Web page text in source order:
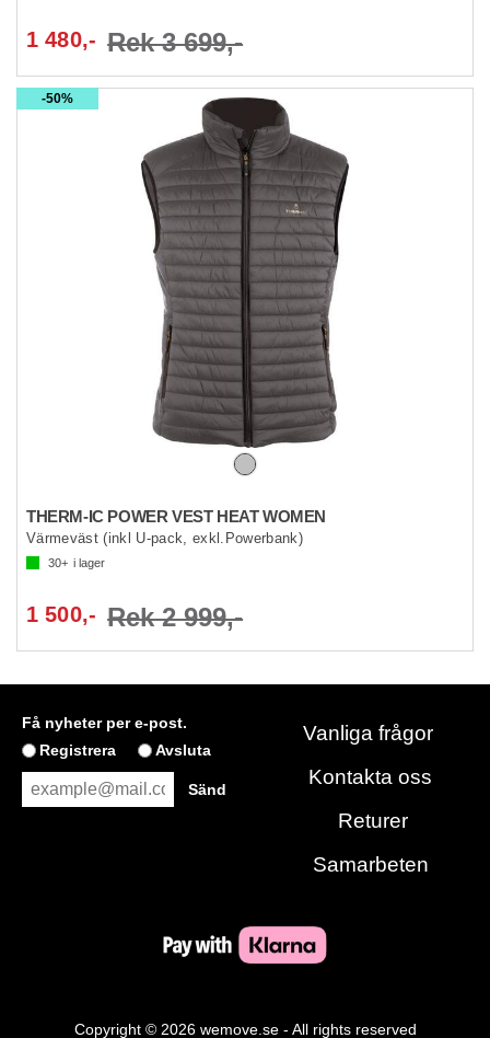
1 480,- Rek 3 699,-
50%
THERM-IC POWER VEST HEAT WOMEN
Värmeväst (inkl U-pack, exkl.Powerbank)
30+ i lager
1 500,- Rek 2 999,-
Få nyheter per e-post.
Registrera
Avsluta
Vanliga frågor
Kontakta oss
Returer
Samarbeten
Copyright © 2026 wemove.se - All rights reserved